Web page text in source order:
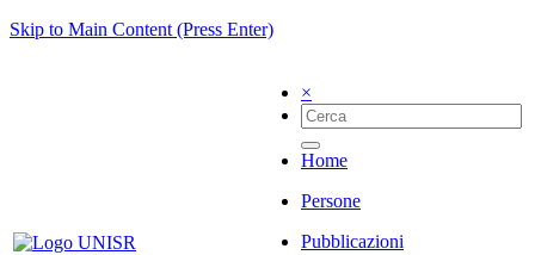
Skip to Main Content (Press Enter)
×
Home
Persone
Pubblicazioni